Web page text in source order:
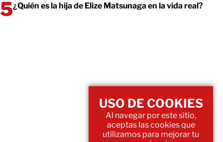
¿Quién es la hija de Elize Matsunaga en la vida real?
USO DE COOKIES
Al navegar por este sitio,
aceptas las cookies que
utilizamos para mejorar tu